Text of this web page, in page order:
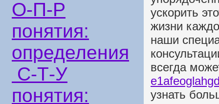
О-П-Р
понятия:
определения
С-Т-У
понятия:
ускорить
жизни
наши
всегда
узнать